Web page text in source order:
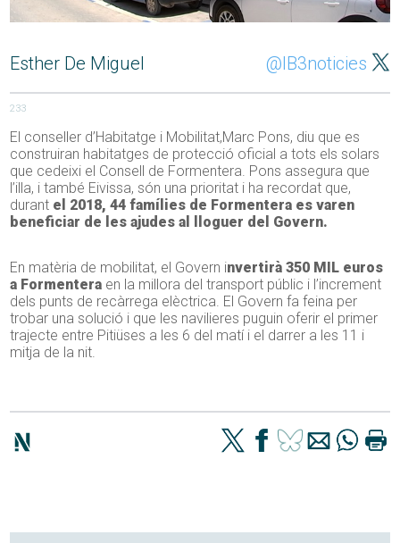
Esther De Miguel @IB3noticies
233
El conseller d’Habitatge i Mobilitat,Marc Pons, diu que es
construiran habitatges de protecció oficial a tots els solars
que cedeixi el Consell de Formentera. Pons assegura que
l’illa, i també Eivissa, són una prioritat i ha recordat que,
durant el 2018, 44 famílies de Formentera es varen
beneficiar de les ajudes al lloguer del Govern.
En matèria de mobilitat, el Govern invertirà 350 MIL euros
a Formentera en la millora del transport públic i l’increment
dels punts de recàrrega elèctrica. El Govern fa feina per
trobar una solució i que les navilieres puguin oferir el primer
trajecte entre Pitiüses a les 6 del matí i el darrer a les 11 i
mitja de la nit.